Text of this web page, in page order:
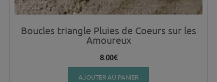
Boucles triangle Pluies de Coeurs sur les
Amoureux
8.00€
AJOUTER AU PANIER